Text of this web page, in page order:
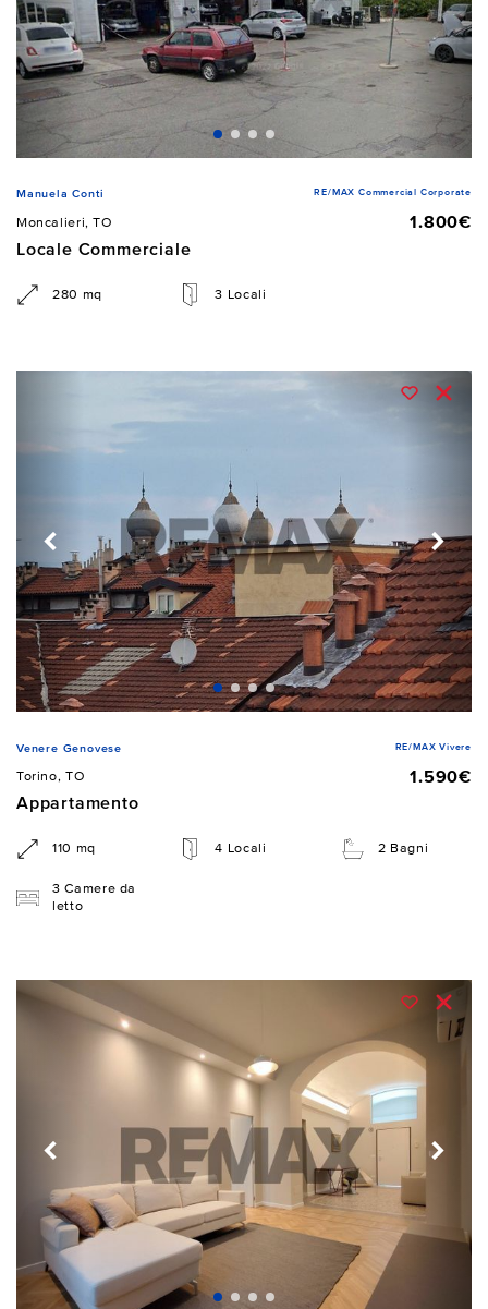
Manuela Conti RE/MAX Commercial Corporate
Moncalieri, TO
1.800€
Locale Commerciale
280 mq 3 Locali
Venere Genovese RE/MAX Vivere
Torino, TO
1.590€
Appartamento
110 mq 4 Locali 2 Bagni
3 Camere da
letto